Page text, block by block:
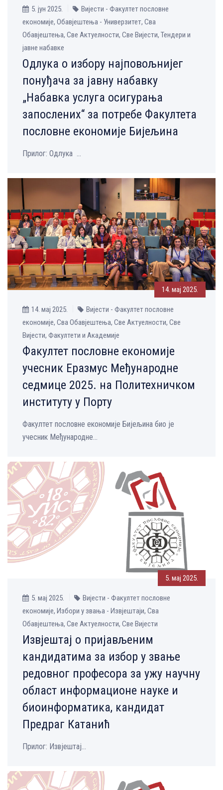
5. јун 2025.
Вијести - Факултет пословне
економије, Обавјештења - Универзитет, Сва
Обавјештења, Све Aктуелности, Све Вијести, Тендери и
јавне набавке
Одлукa о избору најповољнијег
понуђача за јавну набавку
„Набавка услуга осигурања
запослених“ за потребе Факултета
пословне економије Бијељина
Прилог: Одлука ...
14. мај 2025.
14. мај 2025.
Вијести - Факултет пословне
економије, Сва Обавјештења, Све Aктуелности, Све
Вијести, Факултети и Академије
Факултет пословне економије
учесник Еразмус Међународне
седмице 2025. на Политехничком
институту у Порту
Факултет пословне економије Бијељина био је
учесник Међународне...
5. мај 2025.
5. мај 2025.
Вијести - Факултет пословне
економије, Избори у звања - Извјештаји, Сва
Обавјештења, Све Aктуелности, Све Вијести
Извјештај о пријављеним
кандидатима за избор у звање
редовног професора за ужу научну
област информационе науке и
биоинформатика, кандидат
Предраг Катанић
Прилог: Извјештај...